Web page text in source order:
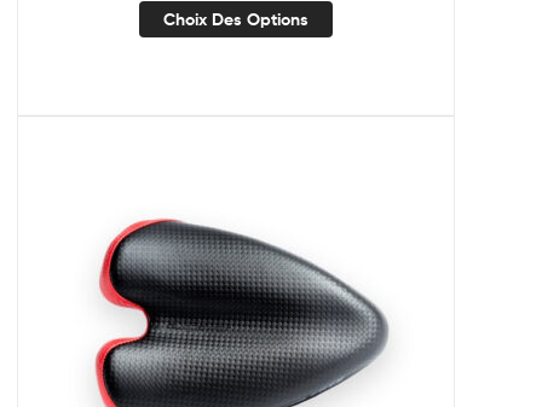
Choix Des Options